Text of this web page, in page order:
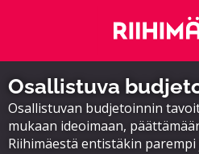
Osallistuva
Osallistuvan budjetoinnin
mukaan ideoimaan,
Riihimäestä entistäkin